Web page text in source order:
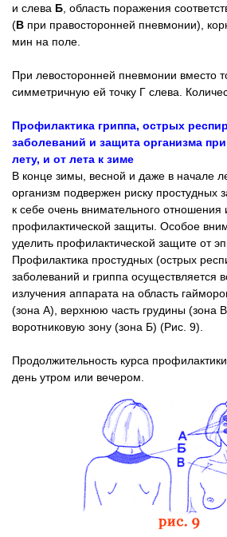
и слева Б , область поражения
(В при правосторонней пневмонии),
мин на поле.
При левосторонней пневмонии вместо
симметричную ей точку Г слева.
Профилактика гриппа, острых
заболеваний и защита организма
лету, и от лета к зиме
В конце зимы, весной и даже в начале
организм подвержен риску простудных
к себе очень внимательного отношения
профилактической защиты. Особое
уделить профилактической защите от
Профилактика простудных (острых
заболеваний и гриппа осуществляется
излучения аппарата на область
(зона А), верхнюю часть грудины (зона
воротниковую зону (зона Б) (Рис. 9).
Продолжительность курса
день утром или вечером.